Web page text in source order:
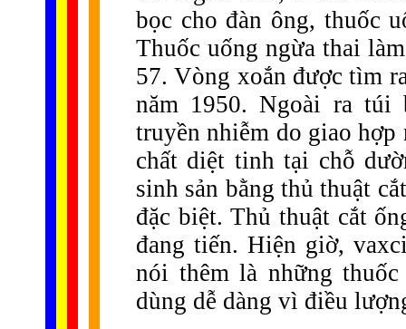
bọc cho đàn ông, thuốc
Thuốc uống ngừa thai
57. Vòng xoắn được tìm
năm 1950. Ngoài ra túi
truyền nhiễm do giao
chất diệt tinh tại chỗ
sinh sản bằng thủ thuật
đặc biệt. Thủ thuật cắt
đang tiến. Hiện giờ,
nói thêm là những
dùng dễ dàng vì điều